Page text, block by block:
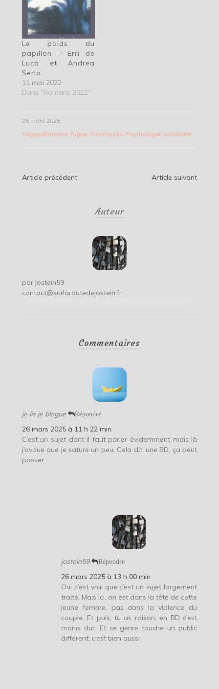
Le poids du
papillon – Erri de
Luca et Andrea
Serio
11 mai 2022
Dans "Romans 2022"
26 mars 2025
TaggedEmprise, fugue, Futuropolis Psychologie, solidarité
Navigation
Article précédent Article suivant
Auteur
par jostein59
contact@surlaroutedejostein.fr
Commentaires
je lis je blogue Répondre
26 mars 2025 à 11 h 22 min
C’est un sujet dont il faut parler évidemment mais là
j’avoue que je sature un peu. Cela dit, une BD, ça peut
passer.
jostein59 Répondre
26 mars 2025 à 13 h 00 min
Oui c’est vrai que c’est un sujet largement
traité. Mais ici, on est dans la tête de cette
jeune femme, pas dans la violence du
couple. Et puis, tu as raison, en BD c’est
moins dur. Et ce genre touche un public
différent, c’est bien aussi